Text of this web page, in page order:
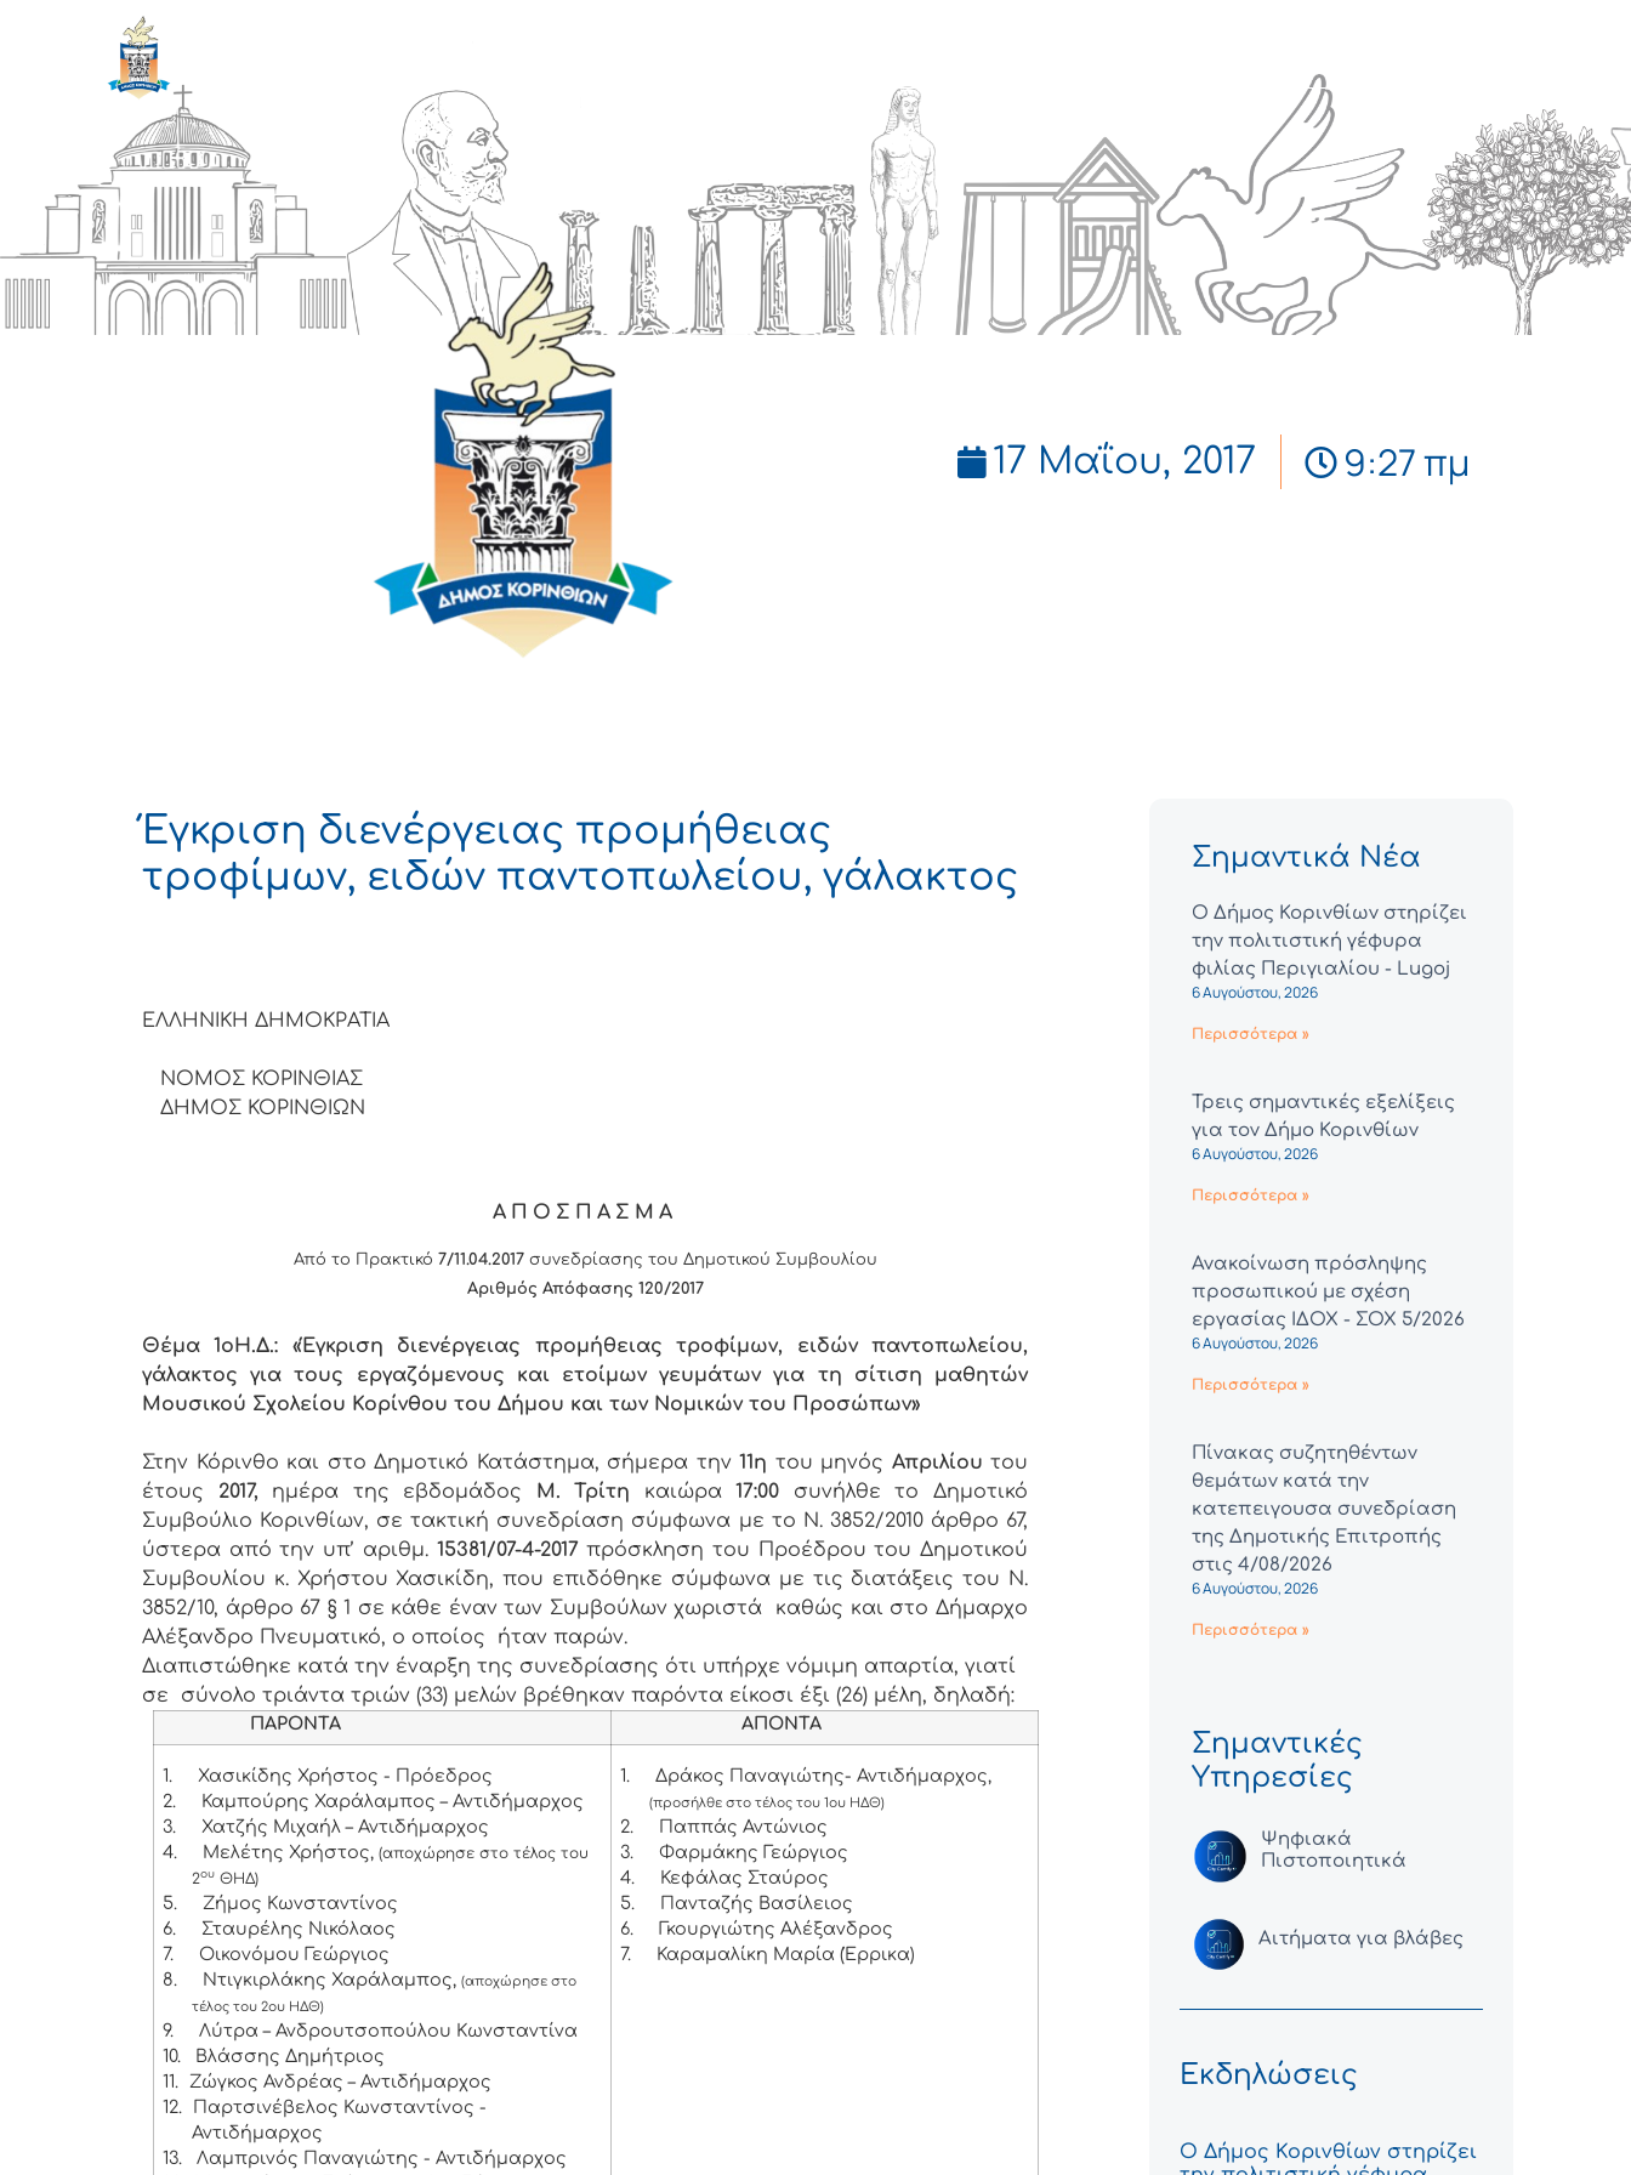
17 Μαΐου, 2017 9:27 πμ
Έγκριση διενέργειας προμήθειας
τροφίμων, ειδών παντοπωλείου, γάλακτος
ΕΛΛΗΝΙΚΗ ΔΗΜΟΚΡΑΤΙΑ
ΝΟΜΟΣ ΚΟΡΙΝΘΙΑΣ
ΔΗΜΟΣ ΚΟΡΙΝΘΙΩΝ
ΑΠΟΣΠΑΣΜΑ
Από το Πρακτικό 7/11.04.2017συνεδρίασης του Δημοτικού Συμβουλίου
Αριθμός Απόφασης 120/2017
Θέμα 1oΗ.Δ.: «Έγκριση διενέργειας προμήθειας τροφίμων, ειδών παντοπωλείου,
γάλακτος για τους εργαζόμενους και ετοίμων γευμάτων για τη σίτιση μαθητών
Μουσικού Σχολείου Κορίνθου του Δήμου και των Νομικών του Προσώπων»
Στην Κόρινθο και στο Δημοτικό Κατάστημα, σήμερα την 11η του μηνός Απριλίου του
έτους 2017, ημέρα της εβδομάδος Μ. Τρίτη καιώρα17:00 συνήλθε το Δημοτικό
Συμβούλιο Κορινθίων, σε τακτική συνεδρίαση σύμφωνα με το Ν. 3852/2010 άρθρο 67,
ύστερα από την υπ’ αριθμ. 15381/07-4-2017πρόσκληση του Προέδρου του Δημοτικού
Συμβουλίου κ. Χρήστου Χασικίδη, που επιδόθηκε σύμφωνα με τις διατάξεις του Ν.
3852/10, άρθρο 67 § 1 σε κάθε έναν των Συμβούλων χωριστά καθώς και στο Δήμαρχο
Αλέξανδρο Πνευματικό, ο οποίος ήταν παρών.
Διαπιστώθηκε κατά την έναρξη της συνεδρίασης ότι υπήρχε νόμιμη απαρτία, γιατί
σε σύνολο τριάντα τριών (33) μελών βρέθηκαν παρόντα είκοσι έξι (26) μέλη, δηλαδή:
ΠΑΡΟΝΤΑ ΑΠΟΝΤΑ
1.
Χασικίδης Χρήστος - Πρόεδρος
2.
Καμπούρης Χαράλαμπος – Αντιδήμαρχος
3.
Χατζής Μιχαήλ – Αντιδήμαρχος
4.
Μελέτης Χρήστος, (αποχώρησε στο τέλος του
2ουΘΗΔ)
5.
Ζήμος Κωνσταντίνος
6.
Σταυρέλης Νικόλαος
7.
Οικονόμου Γεώργιος
8.
Ντιγκιρλάκης Χαράλαμπος, (αποχώρησε στο
τέλος του 2ου ΗΔΘ)
9.
Λύτρα – Ανδρουτσοπούλου Κωνσταντίνα
10.
Βλάσσης Δημήτριος
11.
Ζώγκος Ανδρέας – Αντιδήμαρχος
12.
Παρτσινέβελος Κωνσταντίνος -
Αντιδήμαρχος
13.
Λαμπρινός Παναγιώτης - Αντιδήμαρχος
1. Δράκος Παναγιώτης- Αντιδήμαρχος,
(προσήλθε στο τέλος του 1ου ΗΔΘ)
2.
Παππάς Αντώνιος
3.
Φαρμάκης Γεώργιος
4.
Κεφάλας Σταύρος
5.
Πανταζής Βασίλειος
6.
Γκουργιώτης Αλέξανδρος
7.
Καραμαλίκη Μαρία (Έρρικα)
Σημαντικά Νέα
Ο Δήμος Κορινθίων στηρίζει
την πολιτιστική γέφυρα
φιλίας Περιγιαλίου - Lugoj
6 Αυγούστου, 2026
Περισσότερα »
Τρεις σημαντικές εξελίξεις
για τον Δήμο Κορινθίων
6 Αυγούστου, 2026
Περισσότερα »
Ανακοίνωση πρόσληψης
προσωπικού με σχέση
εργασίας ΙΔΟΧ - ΣΟΧ 5/2026
6 Αυγούστου, 2026
Περισσότερα »
Πίνακας συζητηθέντων
θεμάτων κατά την
κατεπειγουσα συνεδρίαση
της Δημοτικής Επιτροπής
στις 4/08/2026
6 Αυγούστου, 2026
Περισσότερα »
Σημαντικές
Υπηρεσίες
Ψηφιακά
Πιστοποιητικά
Αιτήματα για βλάβες
Εκδηλώσεις
Ο Δήμος Κορινθίων στηρίζει